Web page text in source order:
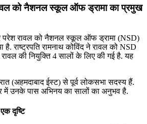
को नैशनल स्कूल ऑफ ड्रामा का प्रमुख
परेश रावल को नैशनल स्कूल ऑफ ड्रामा (NSD)
राष्ट्रपति रामनाथ कोविंद ने रावल को NSD
की नियुक्ति 4 सालों के लिए की गई है. यह
(अहमदाबाद ईस्ट) से पूर्व लोकसभा सदस्य हैं.
में उनके पास अभिनय का सालों का अनुभव है.
दृष्टि